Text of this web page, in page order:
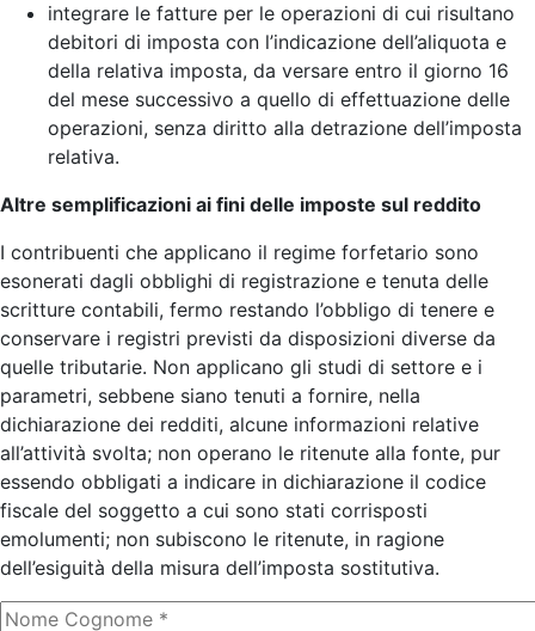
integrare le fatture per le operazioni di cui risultano
debitori di imposta con l’indicazione dell’aliquota e
della relativa imposta, da versare entro il giorno 16
del mese successivo a quello di effettuazione delle
operazioni, senza diritto alla detrazione dell’imposta
relativa.
Altre semplificazioni ai fini delle imposte sul reddito
I contribuenti che applicano il regime forfetario sono
esonerati dagli obblighi di registrazione e tenuta delle
scritture contabili, fermo restando l’obbligo di tenere e
conservare i registri previsti da disposizioni diverse da
quelle tributarie. Non applicano gli studi di settore e i
parametri, sebbene siano tenuti a fornire, nella
dichiarazione dei redditi, alcune informazioni relative
all’attività svolta; non operano le ritenute alla fonte, pur
essendo obbligati a indicare in dichiarazione il codice
fiscale del soggetto a cui sono stati corrisposti
emolumenti; non subiscono le ritenute, in ragione
dell’esiguità della misura dell’imposta sostitutiva.